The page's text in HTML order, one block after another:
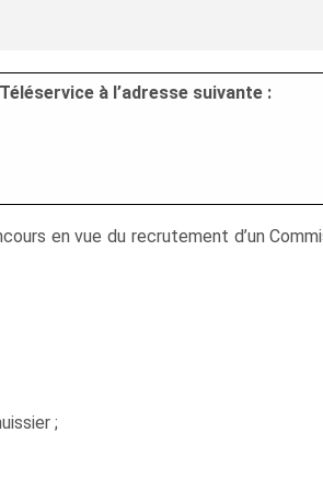
à l’adresse suivante :
en vue du recrutement d’un
;